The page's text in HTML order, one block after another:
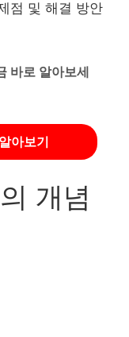
점 및 해결 방안
바로 알아보세
아보기
개념